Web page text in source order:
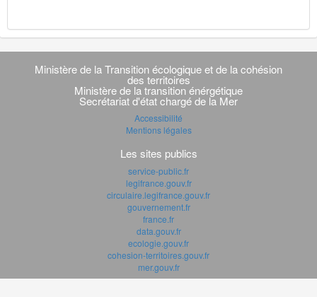
Navigation
transverse
Ministère de la Transition écologique et de la cohésion
des territoires
Ministère de la transition énérgétique
Secrétariat d'état chargé de la Mer
Accessibilité
Mentions légales
Les sites publics
service-public.fr
legifrance.gouv.fr
circulaire.legifrance.gouv.fr
gouvernement.fr
france.fr
data.gouv.fr
ecologie.gouv.fr
cohesion-territoires.gouv.fr
mer.gouv.fr